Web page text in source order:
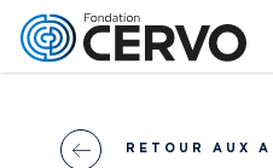
RETOUR AUX